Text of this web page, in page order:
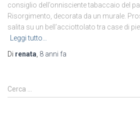
consiglio dell’onnisciente tabaccaio del
Risorgimento, decorata da un murale.
salita su un bell’acciottolato tra case di
Leggi tutto…
Di renata 8 anni fa
R
i
Cerca …